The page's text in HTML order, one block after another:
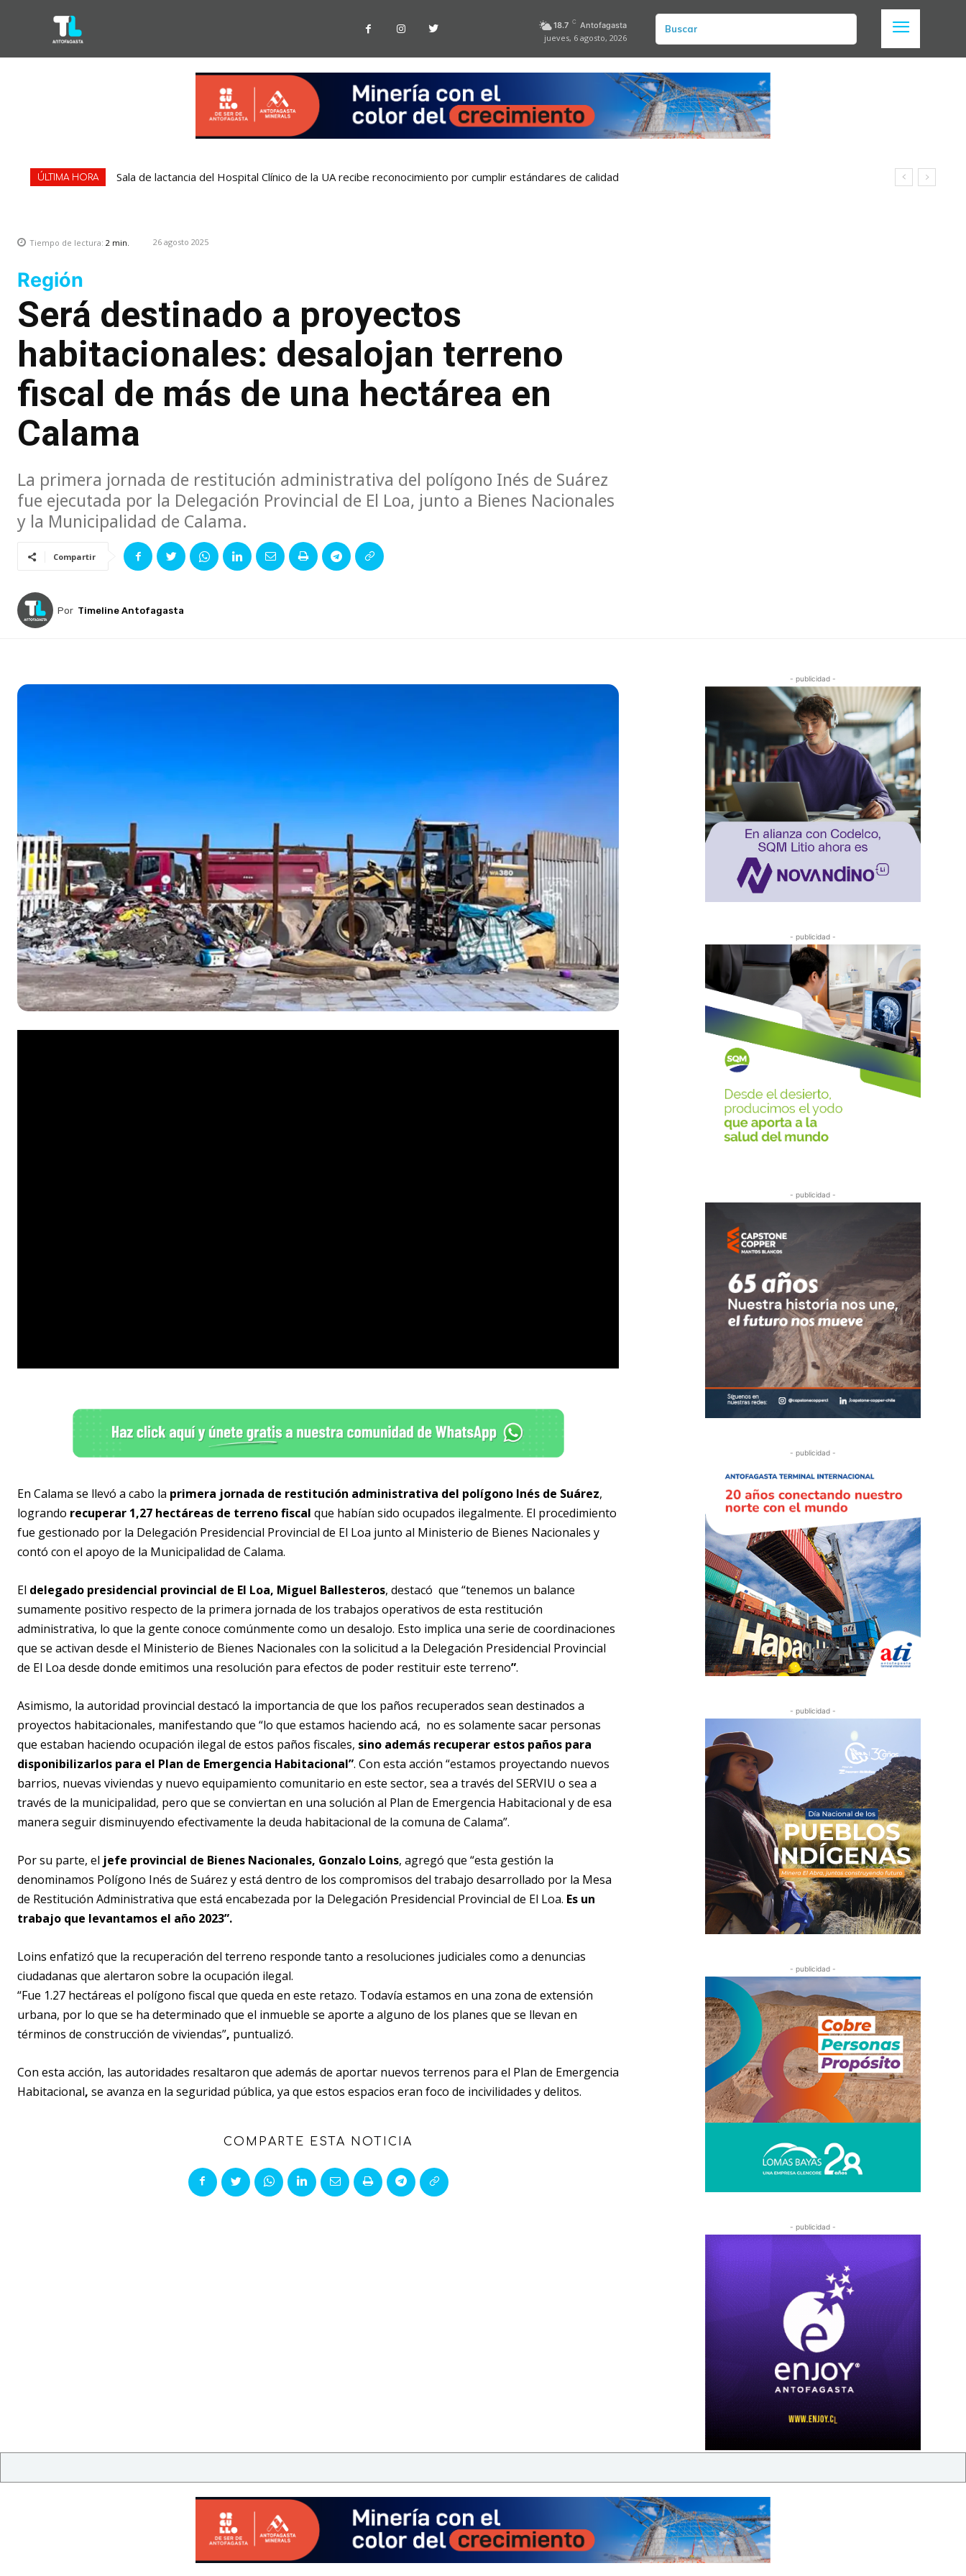
18.7 C Antofagasta
jueves, 6 agosto, 2026
Buscar
ÚLTIMA HORA Sala de lactancia del Hospital Clínico de la UA recibe reconocimiento por cumplir estándares de calidad
Tiempo de lectura: 2 min. 26 agosto 2025
Región
Será destinado a proyectos
habitacionales: desalojan terreno
fiscal de más de una hectárea en
Calama
La primera jornada de restitución administrativa del polígono Inés de Suárez
fue ejecutada por la Delegación Provincial de El Loa, junto a Bienes Nacionales
y la Municipalidad de Calama.
Compartir
Por Timeline Antofagasta
En Calama se llevó a cabo la primera jornada de restitución administrativa del polígono Inés de Suárez,
logrando recuperar 1,27 hectáreas de terreno fiscal que habían sido ocupados ilegalmente. El procedimiento
fue gestionado por la Delegación Presidencial Provincial de El Loa junto al Ministerio de Bienes Nacionales y
contó con el apoyo de la Municipalidad de Calama.
El delegado presidencial provincial de El Loa, Miguel Ballesteros, destacó que “tenemos un balance
sumamente positivo respecto de la primera jornada de los trabajos operativos de esta restitución
administrativa, lo que la gente conoce comúnmente como un desalojo. Esto implica una serie de coordinaciones
que se activan desde el Ministerio de Bienes Nacionales con la solicitud a la Delegación Presidencial Provincial
de El Loa desde donde emitimos una resolución para efectos de poder restituir este terreno”.
Asimismo, la autoridad provincial destacó la importancia de que los paños recuperados sean destinados a
proyectos habitacionales, manifestando que “lo que estamos haciendo acá, no es solamente sacar personas
que estaban haciendo ocupación ilegal de estos paños fiscales, sino además recuperar estos paños para
disponibilizarlos para el Plan de Emergencia Habitacional”. Con esta acción “estamos proyectando nuevos
barrios, nuevas viviendas y nuevo equipamiento comunitario en este sector, sea a través del SERVIU o sea a
través de la municipalidad, pero que se conviertan en una solución al Plan de Emergencia Habitacional y de esa
manera seguir disminuyendo efectivamente la deuda habitacional de la comuna de Calama”.
Por su parte, el jefe provincial de Bienes Nacionales, Gonzalo Loins, agregó que “esta gestión la
denominamos Polígono Inés de Suárez y está dentro de los compromisos del trabajo desarrollado por la Mesa
de Restitución Administrativa que está encabezada por la Delegación Presidencial Provincial de El Loa. Es un
trabajo que levantamos el año 2023”.
Loins enfatizó que la recuperación del terreno responde tanto a resoluciones judiciales como a denuncias
ciudadanas que alertaron sobre la ocupación ilegal.
“Fue 1.27 hectáreas el polígono fiscal que queda en este retazo. Todavía estamos en una zona de extensión
urbana, por lo que se ha determinado que el inmueble se aporte a alguno de los planes que se llevan en
términos de construcción de viviendas”, puntualizó.
Con esta acción, las autoridades resaltaron que además de aportar nuevos terrenos para el Plan de Emergencia
Habitacional, se avanza en la seguridad pública, ya que estos espacios eran foco de incivilidades y delitos.
COMPARTE ESTA NOTICIA
- publicidad -
- publicidad -
- publicidad -
- publicidad -
- publicidad -
- publicidad -
- publicidad -